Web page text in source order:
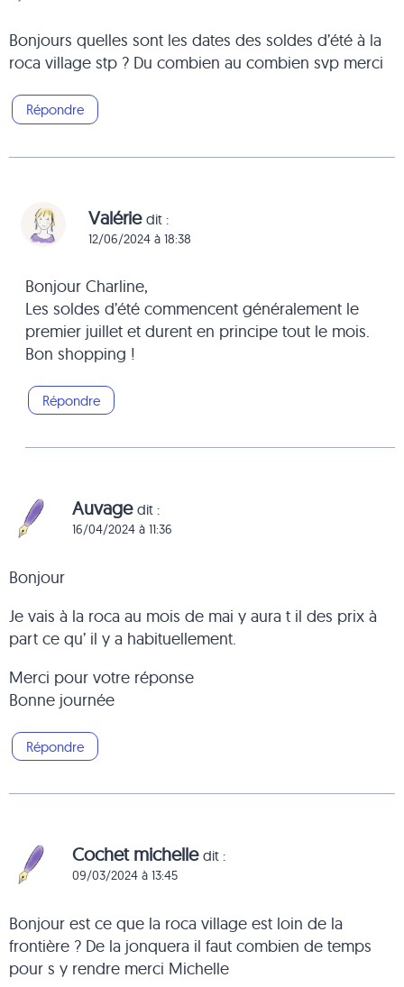
Bonjours quelles sont les dates des soldes d’été à la
roca village stp ? Du combien au combien svp merci
Répondre
Valérie dit :
12/06/2024 à 18:38
Bonjour Charline,
Les soldes d’été commencent généralement le
premier juillet et durent en principe tout le mois.
Bon shopping !
Répondre
Auvage dit :
16/04/2024 à 11:36
Bonjour
Je vais à la roca au mois de mai y aura t il des prix à
part ce qu’ il y a habituellement.
Merci pour votre réponse
Bonne journée
Répondre
Cochet michelle dit :
09/03/2024 à 13:45
Bonjour est ce que la roca village est loin de la
frontière ? De la jonquera il faut combien de temps
pour s y rendre merci Michelle